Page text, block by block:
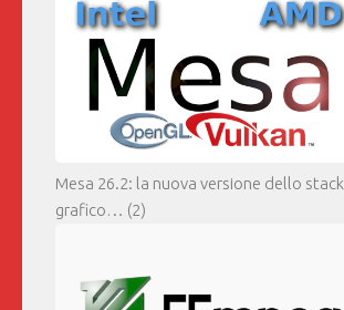
Mesa 26.2: la nuova versione dello stack
grafico… (2)